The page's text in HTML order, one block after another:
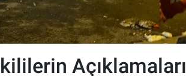
Açıklamaları